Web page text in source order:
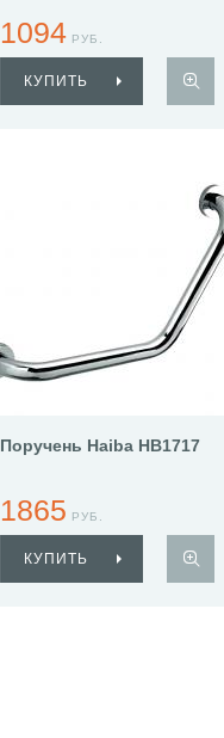
1094 РУБ.
КУПИТЬ
Поручень Haiba HB1717
1865 РУБ.
КУПИТЬ